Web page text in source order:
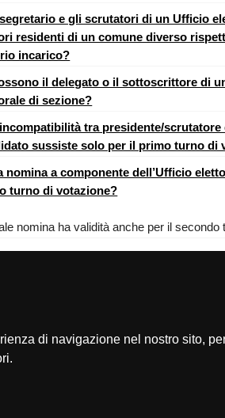
di navigazione nel nostro sito,
e gli scrutatori di un Ufficio
residenti di un comune diverso
incarico?
il delegato o il sottoscrittore di
di sezione?
tra presidente/
sussiste solo per il primo turno di
nomina a componente dell’Ufficio
turno di votazione?
nomina ha validità anche per il secondo
informazioni generali